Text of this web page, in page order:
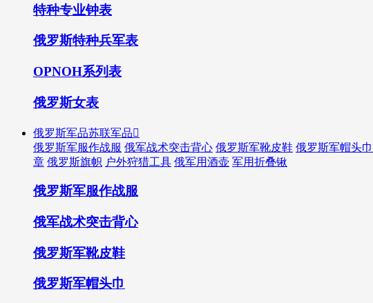
特种专业钟表
俄罗斯特种兵军表
OPNOH系列表
俄罗斯女表
俄罗斯军品苏联军品
俄罗斯军服作战服 俄军战术突击背心 俄罗斯军靴皮鞋 俄罗斯军帽头巾
章 俄罗斯旗帜 户外狩猎工具 俄军用酒壶 军用折叠锹
俄罗斯军服作战服
俄军战术突击背心
俄罗斯军靴皮鞋
俄罗斯军帽头巾